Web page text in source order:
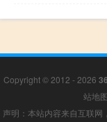
Copyright © 2012 - 2026
站地图
声明：本站内容来自互联